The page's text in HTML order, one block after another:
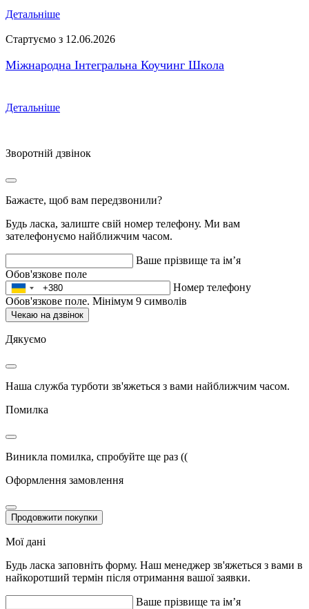
Детальніше
Стартуємо з 12.06.2026
Міжнародна Інтегральна Коучинг Школа
Детальніше
Зворотній дзвінок
Бажаєте, щоб вам передзвонили?
Будь ласка, залиште свій номер телефону. Ми вам
зателефонуємо найближчим часом.
Ваше прізвище та ім’я
Обов'язкове поле
Номер телефону
Обов'язкове поле. Мінімум 9 символів
Чекаю на дзвінок
Дякуємо
Наша служба турботи зв'яжеться з вами найближчим часом.
Помилка
Виникла помилка, спробуйте ще раз ((
Оформлення замовлення
Продовжити покупки
Мої дані
Будь ласка заповніть форму. Наш менеджер зв'яжеться з вами в
найкоротший термін після отримання вашої заявки.
Ваше прізвище та ім’я